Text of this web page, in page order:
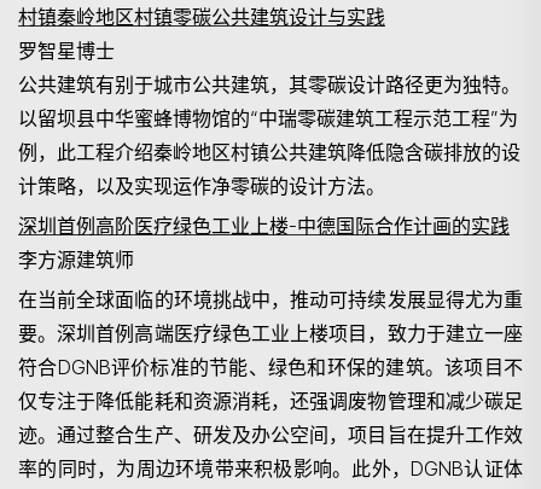
搜寻
村镇秦岭地区村镇零碳公共建筑设计与实践
罗智星博士
公共建筑有别于城市公共建筑，其零碳设计路径更为独特。
以留坝县中华蜜蜂博物馆的“中瑞零碳建筑工程示范工程”为
例，此工程介绍秦岭地区村镇公共建筑降低隐含碳排放的设
计策略，以及实现运作净零碳的设计方法。
深圳首例高阶医疗绿色工业上楼-中德国际合作计画的实践
李方源建筑师
在当前全球面临的环境挑战中，推动可持续发展显得尤为重
要。深圳首例高端医疗绿色工业上楼项目，致力于建立一座
符合DGNB评价标准的节能、绿色和环保的建筑。该项目不
仅专注于降低能耗和资源消耗，还强调废物管理和减少碳足
迹。通过整合生产、研发及办公空间，项目旨在提升工作效
率的同时，为周边环境带来积极影响。此外， DGNB认证体